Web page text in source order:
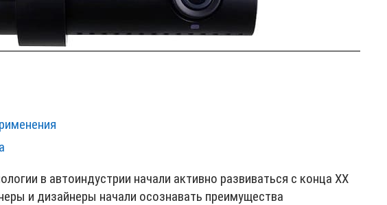
в автоиндустрии начали активно развиваться с конца XX
и дизайнеры начали осознавать преимущества